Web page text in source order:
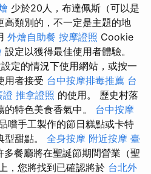
少於20人，布達佩斯（可以是
高類別的，不一定是主題的地
外燴自助餐 按摩證照 Cookie
設定以獲得最佳使用者體驗。
定的情況下使用網站，或按一
用者接受 台中按摩排毒推薦 台
證 推拿證照 的使用。 歷史村落
特色美食香氣中。 台中按摩
嚐手工製作的節日糕點或卡特
甜點。 全身按摩 附近按摩 臺
多餐廳將在聖誕節期間營業（聖
，您將找到已確認將於 台北外